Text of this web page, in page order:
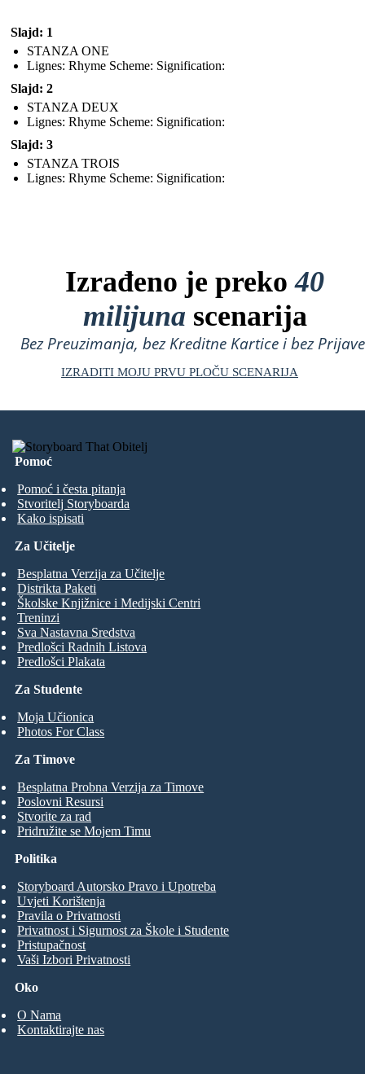
Slajd: 1
STANZA ONE
Lignes: Rhyme Scheme: Signification:
Slajd: 2
STANZA DEUX
Lignes: Rhyme Scheme: Signification:
Slajd: 3
STANZA TROIS
Lignes: Rhyme Scheme: Signification:
Izrađeno je preko40
milijuna scenarija
Bez Preuzimanja, bez Kreditne Kartice i bez
IZRADITI MOJU PRVU PLOČU SCENARIJA
Pomoć
Pomoć i česta pitanja
Stvoritelj Storyboarda
Kako ispisati
Za Studente
Moja Učionica
Photos For Class
Za Učitelje
Besplatna Verzija za Učitelje
Distrikta Paketi
Školske Knjižnice i Medijski Centri
Treninzi
Sva Nastavna Sredstva
Predlošci Radnih Listova
Predlošci Plakata
Za Timove
Besplatna Probna Verzija za Timove
Poslovni Resursi
Stvorite za rad
Pridružite se Mojem Timu
Oko
O Nama
Kontaktirajte nas
Politika
Storyboard Autorsko Pravo i Upotreba
Uvjeti Korištenja
Pravila o Privatnosti
Privatnost i Sigurnost za Škole i Studente
Pristupačnost
Vaši Izbori Privatnosti